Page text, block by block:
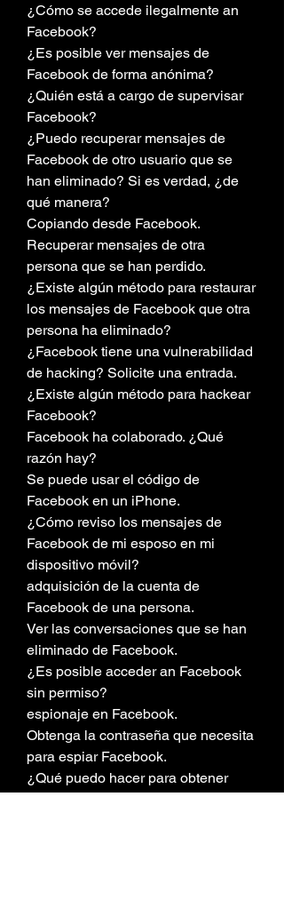
¿Cómo se accede ilegalmente an
Facebook?
¿Es posible ver mensajes de
Facebook de forma anónima?
¿Quién está a cargo de supervisar
Facebook?
¿Puedo recuperar mensajes de
Facebook de otro usuario que se
han eliminado? Si es verdad, ¿de
qué manera?
Copiando desde Facebook.
Recuperar mensajes de otra
persona que se han perdido.
¿Existe algún método para restaurar
los mensajes de Facebook que otra
persona ha eliminado?
¿Facebook tiene una vulnerabilidad
de hacking? Solicite una entrada.
¿Existe algún método para hackear
Facebook?
Facebook ha colaborado. ¿Qué
razón hay?
Se puede usar el código de
Facebook en un iPhone.
¿Cómo reviso los mensajes de
Facebook de mi esposo en mi
dispositivo móvil?
adquisición de la cuenta de
Facebook de una persona.
Ver las conversaciones que se han
eliminado de Facebook.
¿Es posible acceder an Facebook
sin permiso?
espionaje en Facebook.
Obtenga la contraseña que necesita
para espiar Facebook.
¿Qué puedo hacer para obtener